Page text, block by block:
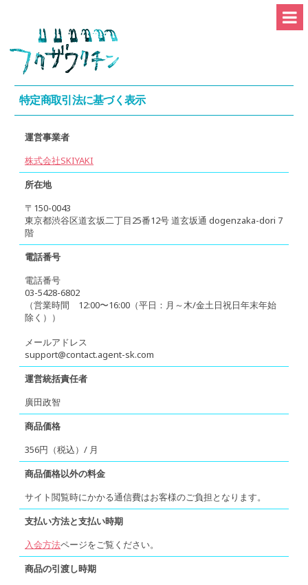
特定商取引法に基づく表示
運営事業者
株式会社SKIYAKI
所在地
〒150-0043
東京都渋谷区道玄坂二丁目25番12号 道玄坂通 dogenzaka-dori 7
階
電話番号
電話番号
03-5428-6802
（営業時間 12:00〜16:00（平日：月～木/金土日祝日年末年始
除く））
メールアドレス
support@contact.agent-sk.com
運営統括責任者
廣田政智
商品価格
356円（税込）/ 月
商品価格以外の料金
サイト閲覧時にかかる通信費はお客様のご負担となります。
支払い方法と支払い時期
入会方法ページをご覧ください。
商品の引渡し時期